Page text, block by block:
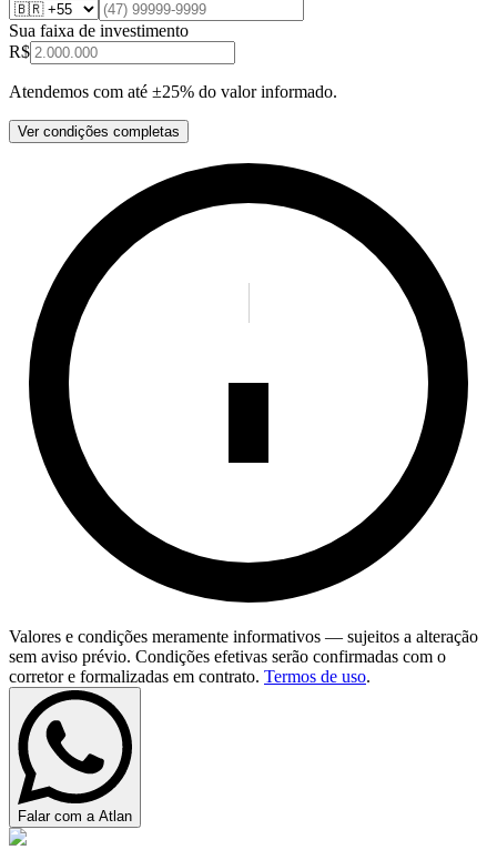
Sua faixa de investimento
R$
Atendemos com até ±25% do valor informado.
Ver condições completas
Valores e condições meramente informativos — sujeitos a alteração
sem aviso prévio. Condições efetivas serão confirmadas com o
corretor e formalizadas em contrato. Termos de uso.
Falar com a Atlan